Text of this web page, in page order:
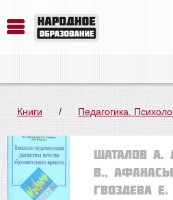
Книги / Педагогика.
Шаталов А.
В.,
Гвоздева